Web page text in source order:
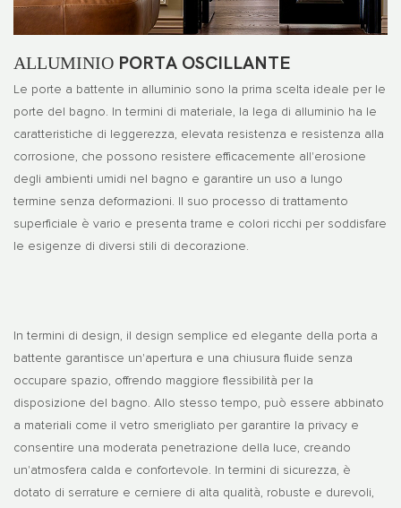
ALLUMINIO PORTA OSCILLANTE
Le porte a battente in alluminio sono la prima scelta ideale per le
porte del bagno. In termini di materiale, la lega di alluminio ha le
caratteristiche di leggerezza, elevata resistenza e resistenza alla
corrosione, che possono resistere efficacemente all'erosione
degli ambienti umidi nel bagno e garantire un uso a lungo
termine senza deformazioni. Il suo processo di trattamento
superficiale è vario e presenta trame e colori ricchi per soddisfare
le esigenze di diversi stili di decorazione.
In termini di design, il design semplice ed elegante della porta a
battente garantisce un'apertura e una chiusura fluide senza
occupare spazio, offrendo maggiore flessibilità per la
disposizione del bagno. Allo stesso tempo, può essere abbinato
a materiali come il vetro smerigliato per garantire la privacy e
consentire una moderata penetrazione della luce, creando
un'atmosfera calda e confortevole. In termini di sicurezza, è
dotato di serrature e cerniere di alta qualità, robuste e durevoli,